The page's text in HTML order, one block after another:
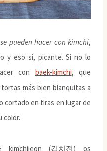
pueden hacer con kimchi,
y eso sí, picante. Si no lo
con baek-kimchi, que
más bien blanquitas a
cortado en tiras en lugar de
color.
(김치전) os